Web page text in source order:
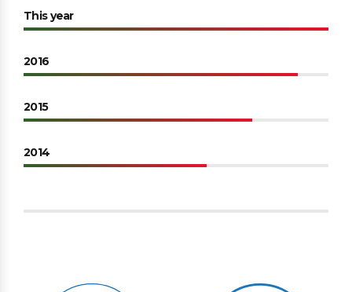
This year
2016
2015
2014